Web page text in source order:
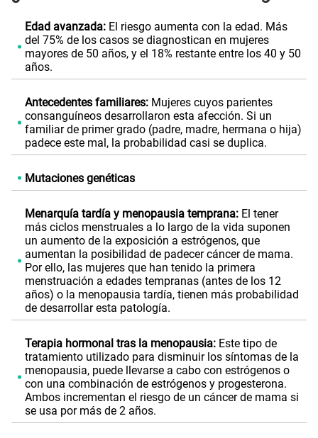
Edad avanzada:El riesgo aumenta con la edad. Más
del 75% de los casos se diagnostican en mujeres
mayores de 50 años, y el 18% restante entre los 40 y 50
años.
Antecedentes familiares: Mujeres cuyos parientes
consanguíneos desarrollaron esta afección. Si un
familiar de primer grado (padre, madre, hermana o hija)
padece este mal, la probabilidad casi se duplica.
Mutaciones genéticas
Menarquía tardía y menopausia temprana:El tener
más ciclos menstruales a lo largo de la vida suponen
un aumento de la exposición a estrógenos, que
aumentan la posibilidad de padecer cáncer de mama.
Por ello, las mujeres que han tenido la primera
menstruación a edades tempranas (antes de los 12
años) o la menopausia tardía, tienen más probabilidad
de desarrollar esta patología.
Terapia hormonal tras la menopausia:Este tipo de
tratamiento utilizado para disminuir los síntomas de la
menopausia, puede llevarse a cabo con estrógenos o
con una combinación de estrógenos y progesterona.
Ambos incrementan el riesgo de un cáncer de mama si
se usa por más de 2 años.